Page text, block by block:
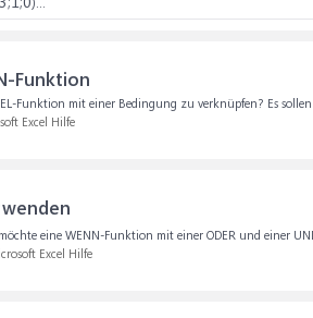
Funktion
Funktion mit einer Bedingung zu verknüpfen? Es sollen
Excel Hilfe
eine WENN-Funktion mit einer ODER und einer
Excel Hilfe